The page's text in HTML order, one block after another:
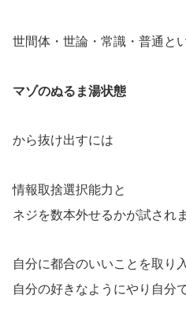
世間体・世論・常識・普通と
マゾのぬるま湯状態
から抜け出すには
情報取捨選択能力と
ネジを数本外せるかが試されま
自分に都合のいいことを取り
自分の好きなようにやり自分